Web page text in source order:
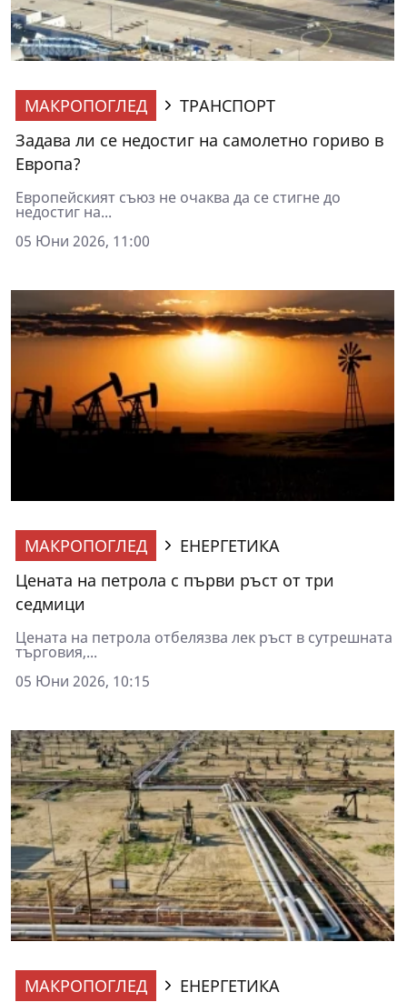
МАКРОПОГЛЕД
ТРАНСПОРТ
Задава ли се недостиг на самолетно гориво в
Европа?
Европейският съюз не очаква да се стигне до
недостиг на...
05 Юни 2026, 11:00
МАКРОПОГЛЕД
ЕНЕРГЕТИКА
Цената на петрола с първи ръст от три
седмици
Цената на петрола отбелязва лек ръст в сутрешната
търговия,...
05 Юни 2026, 10:15
МАКРОПОГЛЕД
ЕНЕРГЕТИКА